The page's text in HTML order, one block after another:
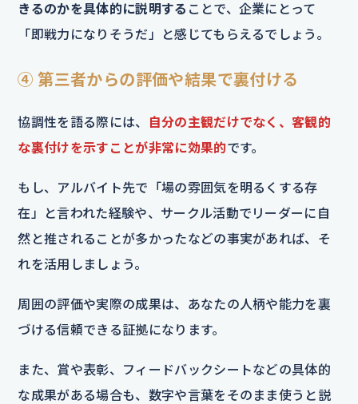
きるのかを具体的に説明する ことで、企業にとって
「即戦力になりそうだ」と感じてもらえるでしょう。
④ 第三者からの評価や結果で裏付ける
協調性を語る際には、
自分の主観だけでなく、客観的
な裏付けを示すことが非常に効果的です。
もし、アルバイト先で「場の雰囲気を明るくする存
在」と言われた経験や、サークル活動でリーダーに自
然と推されることが多かったなどの事実があれば、そ
れを活用しましょう。
周囲の評価や実際の成果は、あなたの人柄や能力を裏
づける信頼できる証拠になります。
また、賞や表彰、フィードバックシートなどの具体的
な成果がある場合も、数字や言葉をそのまま使うと説